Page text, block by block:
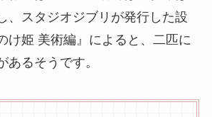
、スタジオジブリが発行した設
け姫 美術編』によると、二匹に
あるそうです。